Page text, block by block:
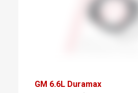
GM 6.6L Duramax